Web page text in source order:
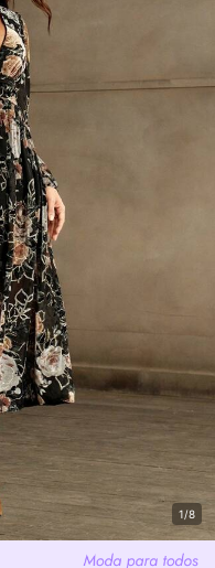
1/8